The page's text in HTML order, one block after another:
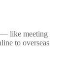
— like meeting
to overseas